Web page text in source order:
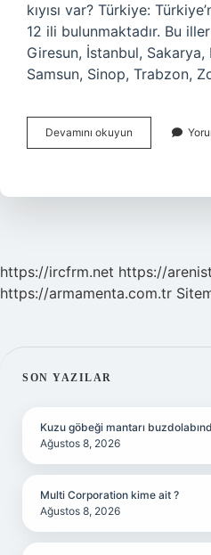
kıyısı var? Türkiye:
12 ili bulunmaktadır. Bu
Giresun, İstanbul, Sakarya,
Samsun, Sinop, Trabzon,
Devamını okuyun
Akdenize
Mıdır
https://ircfrm.net https://
https://armamenta.com.tr
SIDEBAR
SON YAZILAR
Kuzu göbeği mantarı
Ağustos 8, 2026
Multi Corporation kime ait ?
Ağustos 8, 2026